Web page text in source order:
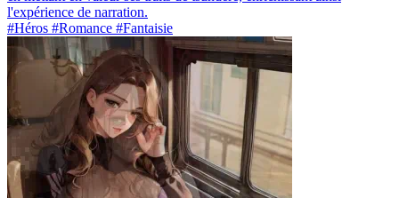
l'expérience de narration.
#Héros #Romance #Fantaisie